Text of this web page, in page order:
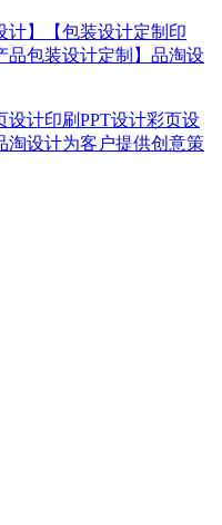
计】【包装设计定制印
品包装设计定制】品淘设
计印刷PPT设计彩页设
淘设计为客户提供创意策